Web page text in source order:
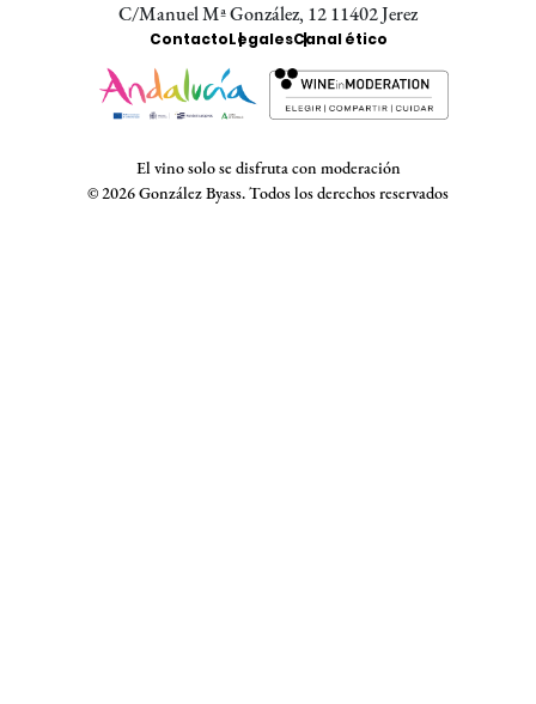
C/Manuel Mª González, 12 11402 Jerez
Enlaces
Bodegas
ContactoLegalesCanal ético
El vino solo se disfruta con moderación
© 2026 González Byass. Todos los derechos reservados